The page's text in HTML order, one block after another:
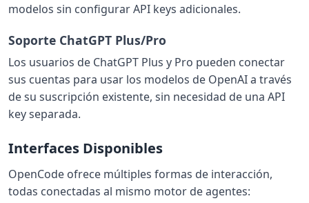
modelos sin configurar API keys adicionales.
Soporte ChatGPT Plus/Pro
Los usuarios de ChatGPT Plus y Pro pueden conectar
sus cuentas para usar los modelos de OpenAI a través
de su suscripción existente, sin necesidad de una API
key separada.
Interfaces Disponibles
OpenCode ofrece múltiples formas de interacción,
todas conectadas al mismo motor de agentes: